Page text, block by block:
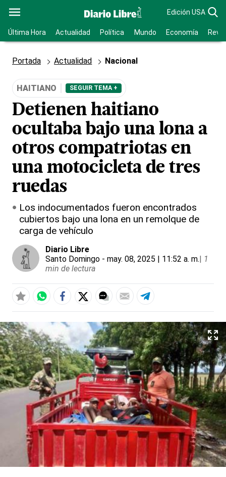
Edición USA
Última Hora Actualidad Política Mundo Economía
Portada Actualidad Nacional
HAITIANO SEGUIR TEMA +
Detienen haitiano
ocultaba bajo una lona a
otros compatriotas en
una motocicleta de tres
ruedas
Los indocumentados fueron encontrados
cubiertos bajo una lona en un remolque de
carga de vehículo
Diario Libre
Santo Domingo - may. 08, 2025 | 11:52 a. m.| 1
min de lectura